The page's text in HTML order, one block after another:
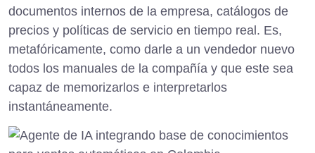
documentos internos de la empresa, catálogos de
precios y políticas de servicio en tiempo real. Es,
metafóricamente, como darle a un vendedor nuevo
todos los manuales de la compañía y que este sea
capaz de memorizarlos e interpretarlos
instantáneamente.